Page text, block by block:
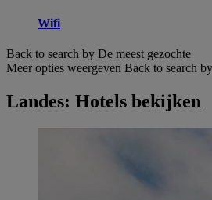
Wifi
Back to search by De meest gezochte
Meer opties weergeven Back to search
Landes: Hotels bekijken